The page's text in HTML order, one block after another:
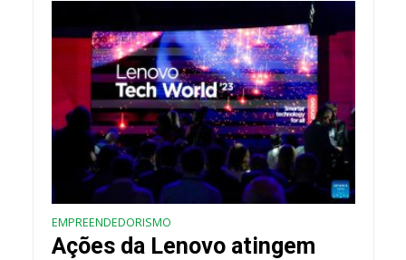
EMPREENDEDORISMO
Ações da Lenovo atingem